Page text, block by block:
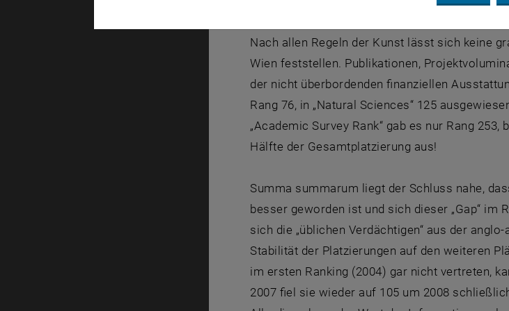
Nach allen Regeln der Kunst lässt sich keine
Wien feststellen. Publikationen,
der nicht überbordenden finanziellen
Rang 76, in „Natural Sciences“ 125
„Academic Survey Rank“ gab es nur Rang
Hälfte der Gesamtplatzierung aus!
Summa summarum liegt der Schluss nahe,
besser geworden ist und sich dieser „Gap“ im
sich die „üblichen Verdächtigen“ aus der
Stabilität der Platzierungen auf den weiteren
im ersten Ranking (2004) gar nicht vertreten,
2007 fiel sie wieder auf 105 um 2008